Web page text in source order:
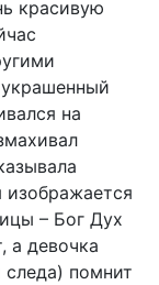
красивую
на
– Бог Дух
а девочка
следа) помнит